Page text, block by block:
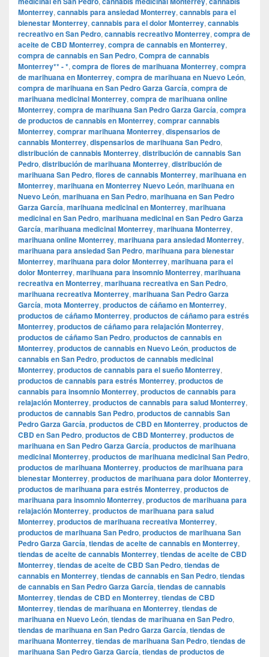
Monterrey, cannabis para ansiedad Monterrey, cannabis para el
bienestar Monterrey, cannabis para el dolor Monterrey, cannabis
recreativo en San Pedro, cannabis recreativo Monterrey, compra de
aceite de CBD Monterrey, compra de cannabis en Monterrey,
compra de cannabis en San Pedro, Compra de cannabis
Monterrey** - *, compra de flores de marihuana Monterrey, compra
de marihuana en Monterrey, compra de marihuana en Nuevo León,
compra de marihuana en San Pedro Garza García, compra de
marihuana medicinal Monterrey, compra de marihuana online
Monterrey, compra de marihuana San Pedro Garza García, compra
de productos de cannabis en Monterrey, comprar cannabis
Monterrey, comprar marihuana Monterrey, dispensarios de
cannabis Monterrey, dispensarios de marihuana San Pedro,
distribución de cannabis Monterrey, distribución de cannabis San
Pedro, distribución de marihuana Monterrey, distribución de
marihuana San Pedro, flores de cannabis Monterrey, marihuana en
Monterrey, marihuana en Monterrey Nuevo León, marihuana en
Nuevo León, marihuana en San Pedro, marihuana en San Pedro
Garza García, marihuana medicinal en Monterrey, marihuana
medicinal en San Pedro, marihuana medicinal en San Pedro Garza
García, marihuana medicinal Monterrey, marihuana Monterrey,
marihuana online Monterrey, marihuana para ansiedad Monterrey,
marihuana para ansiedad San Pedro, marihuana para bienestar
Monterrey, marihuana para dolor Monterrey, marihuana para el
dolor Monterrey, marihuana para insomnio Monterrey, marihuana
recreativa en Monterrey, marihuana recreativa en San Pedro,
marihuana recreativa Monterrey, marihuana San Pedro Garza
García, mota Monterrey, productos de cáñamo en Monterrey,
productos de cáñamo Monterrey, productos de cáñamo para estrés
Monterrey, productos de cáñamo para relajación Monterrey,
productos de cáñamo San Pedro, productos de cannabis en
Monterrey, productos de cannabis en Nuevo León, productos de
cannabis en San Pedro, productos de cannabis medicinal
Monterrey, productos de cannabis para el sueño Monterrey,
productos de cannabis para estrés Monterrey, productos de
cannabis para insomnio Monterrey, productos de cannabis para
relajación Monterrey, productos de cannabis para salud Monterrey,
productos de cannabis San Pedro, productos de cannabis San
Pedro Garza García, productos de CBD en Monterrey, productos de
CBD en San Pedro, productos de CBD Monterrey, productos de
marihuana en San Pedro Garza García, productos de marihuana
medicinal Monterrey, productos de marihuana medicinal San Pedro,
productos de marihuana Monterrey, productos de marihuana para
bienestar Monterrey, productos de marihuana para dolor Monterrey,
productos de marihuana para estrés Monterrey, productos de
marihuana para insomnio Monterrey, productos de marihuana para
relajación Monterrey, productos de marihuana para salud
Monterrey, productos de marihuana recreativa Monterrey,
productos de marihuana San Pedro, productos de marihuana San
Pedro Garza García, tiendas de aceite de cannabis en Monterrey,
tiendas de aceite de cannabis Monterrey, tiendas de aceite de CBD
Monterrey, tiendas de aceite de CBD San Pedro, tiendas de
cannabis en Monterrey, tiendas de cannabis en San Pedro, tiendas
de cannabis en San Pedro Garza García, tiendas de cannabis
Monterrey, tiendas de CBD en Monterrey, tiendas de CBD
Monterrey, tiendas de marihuana en Monterrey, tiendas de
marihuana en Nuevo León, tiendas de marihuana en San Pedro,
tiendas de marihuana en San Pedro Garza García, tiendas de
marihuana Monterrey, tiendas de marihuana San Pedro, tiendas de
marihuana San Pedro Garza García, tiendas de productos de